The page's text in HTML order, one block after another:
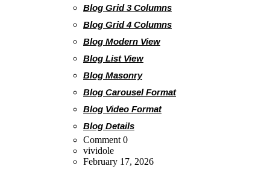
Blog Grid 3 Columns
Blog Grid 4 Columns
Blog Modern View
Blog List View
Blog Masonry
Blog Carousel Format
Blog Video Format
Blog Details
Comment 0
vividole
February 17, 2026